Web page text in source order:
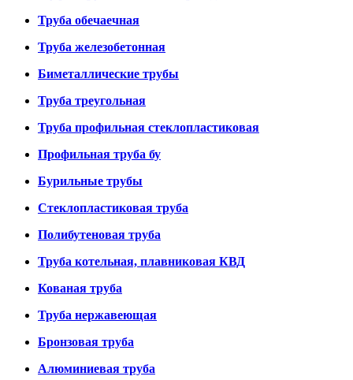
Труба обечаечная
Труба железобетонная
Биметаллические трубы
Труба треугольная
Труба профильная стеклопластиковая
Профильная труба бу
Бурильные трубы
Стеклопластиковая труба
Полибутеновая труба
Труба котельная, плавниковая КВД
Кованая труба
Труба нержавеющая
Бронзовая труба
Алюминиевая труба